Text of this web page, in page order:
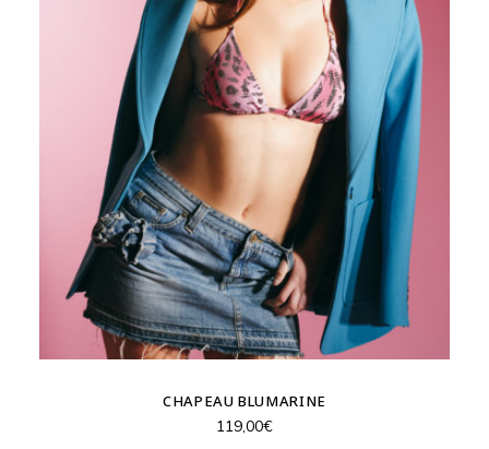
CHAPEAU BLUMARINE
119,00€